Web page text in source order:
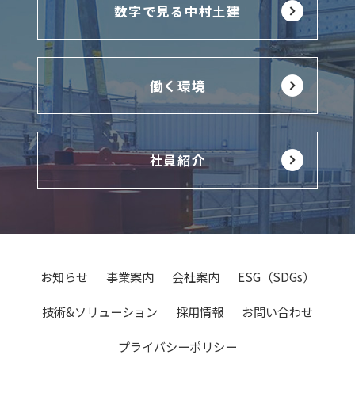
数字で見る中村土建
働く環境
社員紹介
お知らせ 事業案内 会社案内 ESG（SDGs）
技術&ソリューション 採用情報 お問い合わせ
プライバシーポリシー